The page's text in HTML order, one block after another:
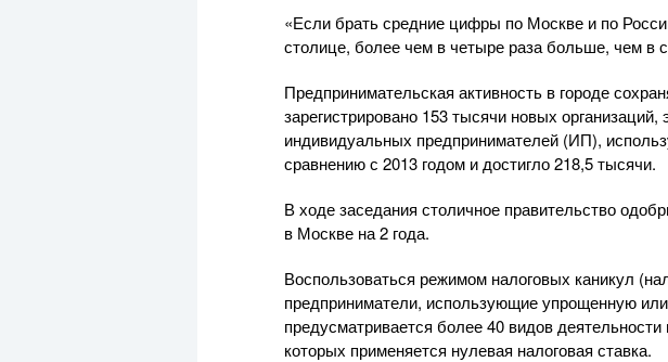
«Если брать средние цифры по Москве и по
столице, более чем в четыре раза больше, чем в
Предпринимательская активность в городе
зарегистрировано 153 тысячи новых
индивидуальных предпринимателей (ИП),
сравнению с 2013 годом и достигло 218,5 тысячи.
В ходе заседания столичное правительство
в Москве на 2 года.
Воспользоваться режимом налоговых каникул
предприниматели, использующие упрощенную
предусматривается более 40 видов
которых применяется нулевая налоговая ставка.